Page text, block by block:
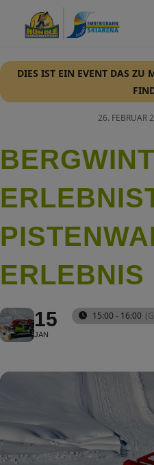
DIES IST EIN EVENT DAS ZU
26. FEBRUAR
ERLEBNIS
15
JAN
15:00 - 16:00